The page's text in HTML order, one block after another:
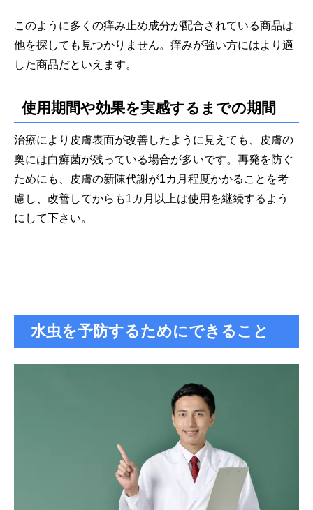
このように多くの痒み止め成分が配合されている商品は
他を探しても見つかりません。 痒みが強い方にはより適
した商品だといえます。
使用期間や効果を実感するまでの期間
治療により皮膚表面が改善したように見えても、皮膚の
奥には白癬菌が残っている場合が多いです。再発を防ぐ
ためにも、皮膚の新陳代謝が1カ月程度かかることを考
慮し、改善してからも1カ月以上は使用を継続するよう
にして下さい。
水虫を予防するためにできること